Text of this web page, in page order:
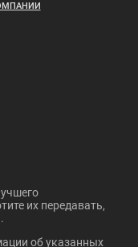
их передавать,
об указанных